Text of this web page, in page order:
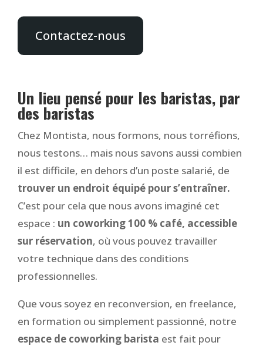
Contactez-nous
Un lieu pensé pour les baristas, par
des baristas
Chez Montista, nous formons, nous torréfions,
nous testons… mais nous savons aussi combien
il est difficile, en dehors d’un poste salarié, de
trouver un endroit équipé pour s’entraîner.
C’est pour cela que nous avons imaginé cet
espace : un coworking 100 % café, accessible
sur réservation, où vous pouvez travailler
votre technique dans des conditions
professionnelles.
Que vous soyez en reconversion, en freelance,
en formation ou simplement passionné, notre
espace de coworking barista est fait pour